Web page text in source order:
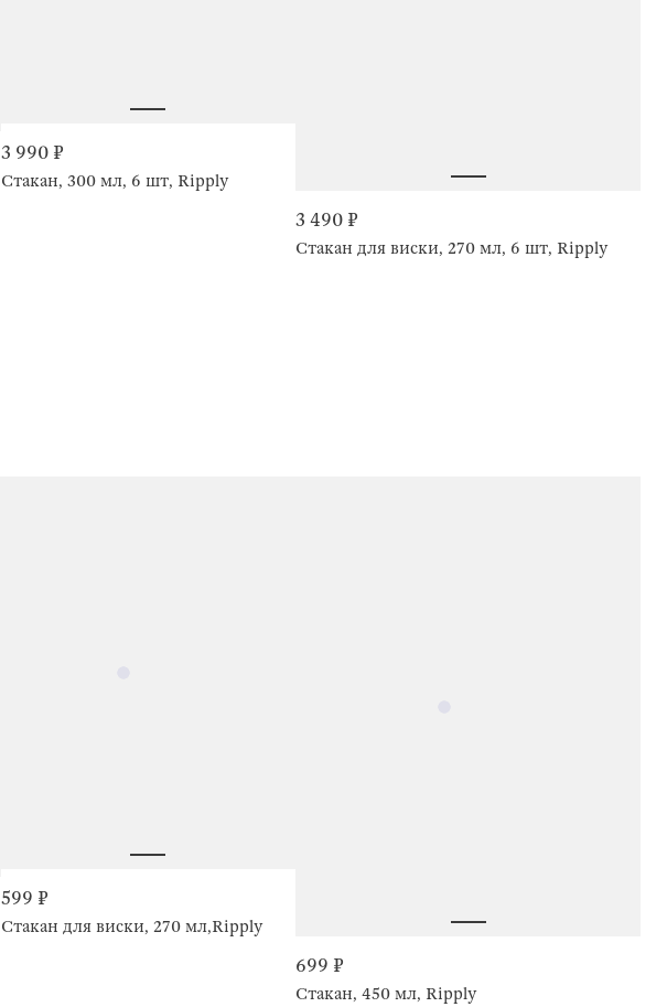
3 990 ₽
Стакан, 300 мл, 6 шт, Ripply
3 490 ₽
Стакан для виски, 270 мл, 6 шт, Ripply
599 ₽
Стакан для виски, 270 мл,Ripply
699 ₽
Стакан, 450 мл, Ripply